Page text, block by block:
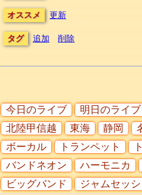
オススメ 更新
タグ 追加 削除
今日のライブ 明日のライブ
北陸甲信越
東海 静岡
ボーカル
トランペット
バンドネオン
ハーモニカ
ビッグバンド
ジャムセッ